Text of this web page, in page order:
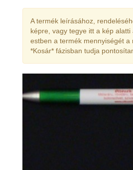
A termék leírásához,
képre, vagy tegye itt a kép alatti
estben a termék mennyiségét a
*Kosár* fázisban tudja